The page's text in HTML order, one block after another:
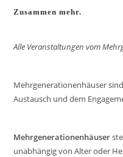
Zusammen mehr.
Alle Veranstaltungen vom
Mehrgenerationenhäuser
Austausch und dem
Mehrgenerationenhäuser
unabhängig von Alter oder